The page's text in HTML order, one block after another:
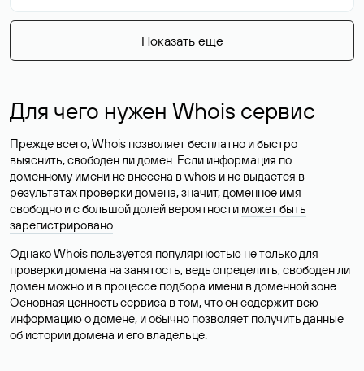
Показать еще
Для чего нужен Whois сервис
Прежде всего, Whois позволяет бесплатно и быстро
выяснить, свободен ли домен. Если информация по
доменному имени не внесена в whois и не выдается в
результатах проверки домена, значит, доменное имя
свободно и с большой долей вероятности может быть
зарегистрировано.
Однако Whois пользуется популярностью не только для
проверки домена на занятость, ведь определить, свободен ли
домен можно и в процессе подбора имени в доменной зоне.
Основная ценность сервиса в том, что он содержит всю
информацию о домене, и обычно позволяет получить данные
об истории домена и его владельце.